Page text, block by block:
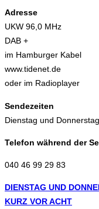
Adresse
UKW 96,0 MHz
DAB +
im Hamburger Kabel
www.tidenet.de
oder im Radioplayer
Sendezeiten
Dienstag und
Telefon während der
040 46 99 29 83
Zum
Inhalt
DIENSTAG UND
KURZ VOR ACHT